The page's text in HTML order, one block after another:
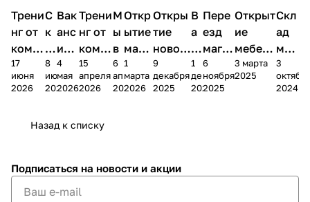
Трени
нг от
комп
ании
Мело
17
июня
2026
С
к
и
д
к
2
8
июня
2026
Вак
анс
ия в
Чеб
окс
4
мая
2026
Трени
нг от
комп
ании
Мело
15
апреля
2026
М
ы
в
М
А
6
апреля
2026
Откр
ытие
мага
зина
в
1
марта
2026
Откры
тие
новог
о
магаз
9
декабря
2025
В
а
к
а
н
1
декабря
2025
Пере
езд
магаз
ина в
г.
6
ноября
2025
Открыт
ие
мебель
ного
салона
3 марта
2025
Скл
ад
меб
ели
пер
3
2024
Назад к списку
Подписаться на новости и акции